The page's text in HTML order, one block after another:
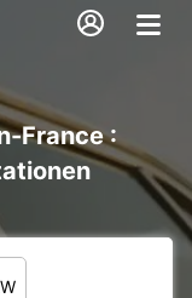
France :